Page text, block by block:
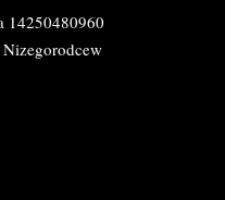
14250480960